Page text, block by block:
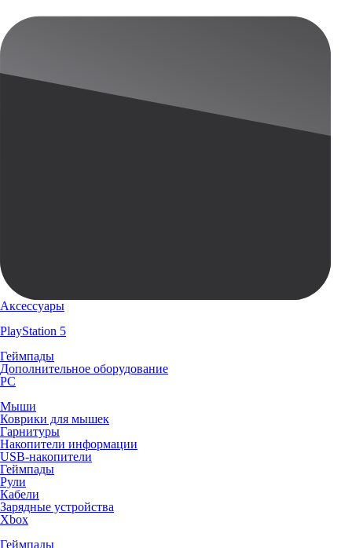
Аксессуары
PlayStation 5
Геймпады
Дополнительное оборудование
PC
Мыши
Коврики для мышек
Гарнитуры
Накопители информации
USB-накопители
Геймпады
Рули
Кабели
Зарядные устройства
Xbox
Геймпады